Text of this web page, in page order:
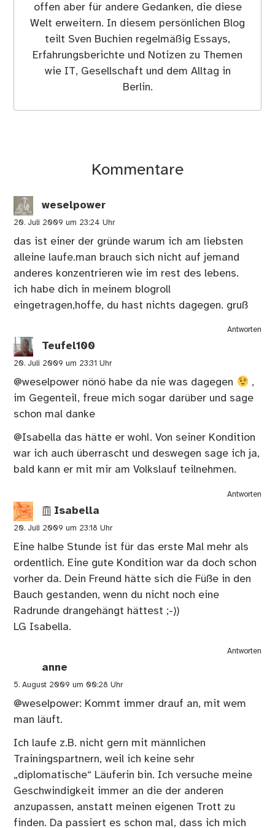
offen aber für andere Gedanken, die diese
Welt erweitern. In diesem persönlichen Blog
teilt Sven Buchien regelmäßig Essays,
Erfahrungsberichte und Notizen zu Themen
wie IT, Gesellschaft und dem Alltag in
Berlin.
Kommentare
weselpower
20. Juli 2009 um 23:24 Uhr
das ist einer der gründe warum ich am liebsten
alleine laufe.man brauch sich nicht auf jemand
anderes konzentrieren wie im rest des lebens.
ich habe dich in meinem blogroll
eingetragen,hoffe, du hast nichts dagegen. gruß
Antworten
Teufel100
20. Juli 2009 um 23:31 Uhr
@weselpower nönö habe da nie was dagegen
,
im Gegenteil, freue mich sogar darüber und sage
schon mal danke
@Isabella das hätte er wohl. Von seiner Kondition
war ich auch überrascht und deswegen sage ich ja,
bald kann er mit mir am Volkslauf teilnehmen.
Antworten
Isabella
20. Juli 2009 um 23:18 Uhr
Eine halbe Stunde ist für das erste Mal mehr als
ordentlich. Eine gute Kondition war da doch schon
vorher da. Dein Freund hätte sich die Füße in den
Bauch gestanden, wenn du nicht noch eine
Radrunde drangehängt hättest ;-))
LG Isabella.
Antworten
anne
5. August 2009 um 00:28 Uhr
@weselpower: Kommt immer drauf an, mit wem
man läuft.
Ich laufe z.B. nicht gern mit männlichen
Trainingspartnern, weil ich keine sehr
„diplomatische“ Läuferin bin. Ich versuche meine
Geschwindigkeit immer an die der anderen
anzupassen, anstatt meinen eigenen Trott zu
finden. Da passiert es schon mal, dass ich mich